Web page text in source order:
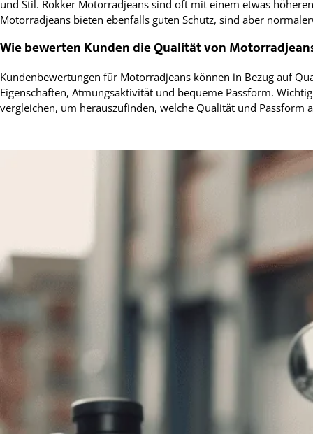
und Stil. Rokker Motorradjeans sind oft mit einem etwas
Motorradjeans bieten ebenfalls guten Schutz, sind aber
Wie bewerten Kunden die Qualität von
Kundenbewertungen für Motorradjeans können in Bezug auf
Eigenschaften, Atmungsaktivität und bequeme Passform.
vergleichen, um herauszufinden, welche Qualität und Passform